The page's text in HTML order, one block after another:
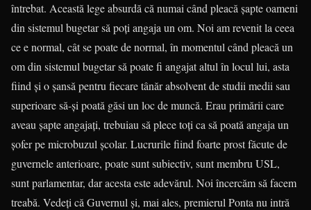
întrebat. Această lege absurdă că numai când pleacă şapte oameni
din sistemul bugetar să poţi angaja un om. Noi am revenit la ceea
ce e normal, cât se poate de normal, în momentul când pleacă un
om din sistemul bugetar să poate fi angajat altul în locul lui, asta
fiind şi o şansă pentru fiecare tânăr absolvent de studii medii sau
superioare să-şi poată găsi un loc de muncă. Erau primării care
aveau şapte angajaţi, trebuiau să plece toţi ca să poată angaja un
şofer pe microbuzul şcolar. Lucrurile fiind foarte prost făcute de
guvernele anterioare, poate sunt subiectiv, sunt membru USL,
sunt parlamentar, dar acesta este adevărul. Noi încercăm să facem
treabă. Vedeţi că Guvernul şi, mai ales, premierul Ponta nu intră